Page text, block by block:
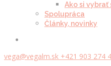
Ako si vybrať
Spolupráca
Články, novinky
vega@vegalm.sk +421 903 274